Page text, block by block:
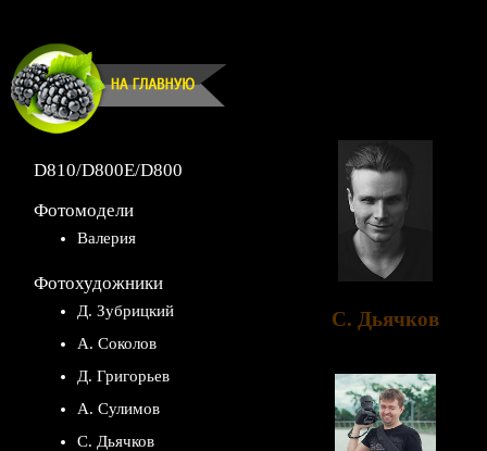
D810/D800E/D800
Фотомодели
Валерия
Фотохудожники
Д. Зубрицкий
A. Соколов
Д. Григорьев
A. Сулимов
С. Дьячков
С. Дьячков